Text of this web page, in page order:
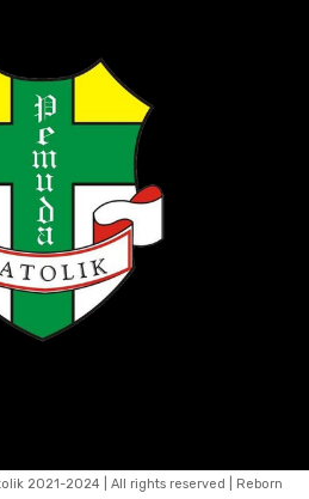
2021-2024 | All rights reserved | Reborn